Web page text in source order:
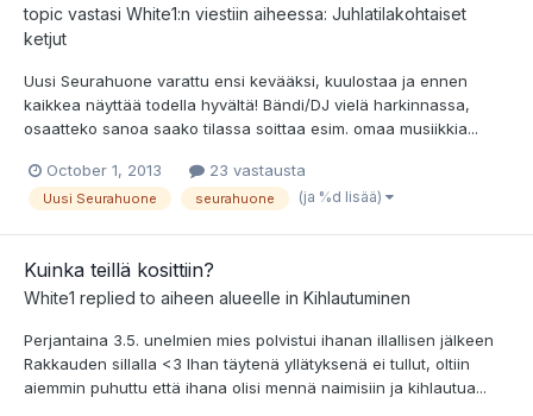
topic vastasi White1:n viestiin aiheessa: Juhlatilakohtaiset
ketjut
Uusi Seurahuone varattu ensi kevääksi, kuulostaa ja ennen
kaikkea näyttää todella hyvältä! Bändi/DJ vielä harkinnassa,
osaatteko sanoa saako tilassa soittaa esim. omaa musiikkia...
October 1, 2013 23 vastausta
Uusi Seurahuone seurahuone (ja %d lisää)
Kuinka teillä kosittiin?
White1 replied to aiheen alueelle in Kihlautuminen
Perjantaina 3.5. unelmien mies polvistui ihanan illallisen jälkeen
Rakkauden sillalla <3 Ihan täytenä yllätyksenä ei tullut, oltiin
aiemmin puhuttu että ihana olisi mennä naimisiin ja kihlautua...